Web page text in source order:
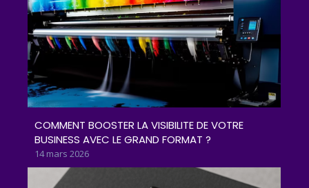
COMMENT BOOSTER LA VISIBILITE DE VOTRE
BUSINESS AVEC LE GRAND FORMAT ?
14 mars 2026